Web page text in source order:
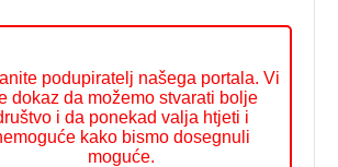
podupiratelj našega portala. Vi
dokaz da možemo stvarati bolje
i da ponekad valja htjeti i
kako bismo dosegnuli
moguće.